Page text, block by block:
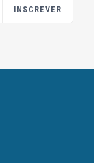
INSCREVER